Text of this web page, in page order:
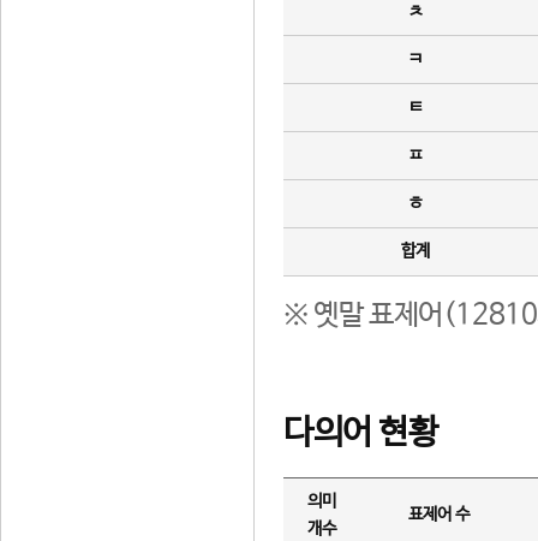
ㅊ
ㅋ
ㅌ
ㅍ
ㅎ
합계
※ 옛말 표제어(12810
다의어 현황
의미
개수
표제어 수